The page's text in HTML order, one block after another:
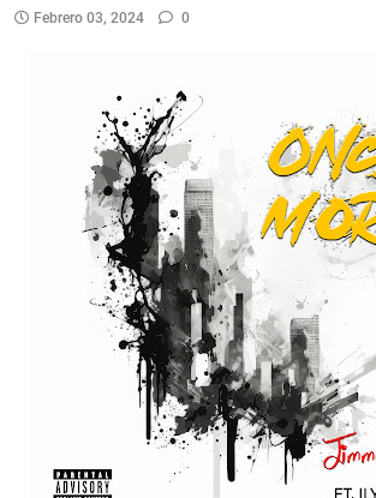
Febrero 03, 2024 0